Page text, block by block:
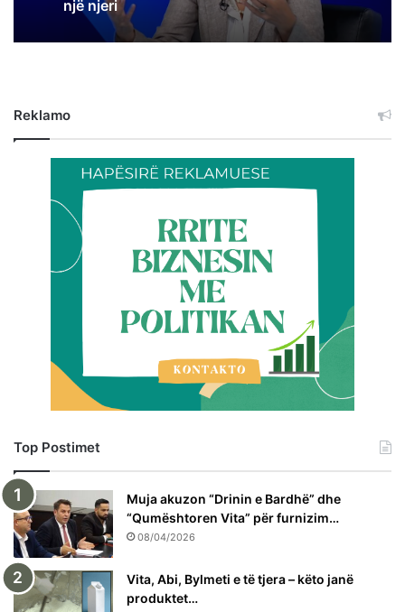
një njeri
Reklamo
Top Postimet
Muja akuzon “Drinin e Bardhë” dhe
“Qumështoren Vita” për furnizim…
08/04/2026
Vita, Abi, Bylmeti e të tjera – këto janë
produktet…